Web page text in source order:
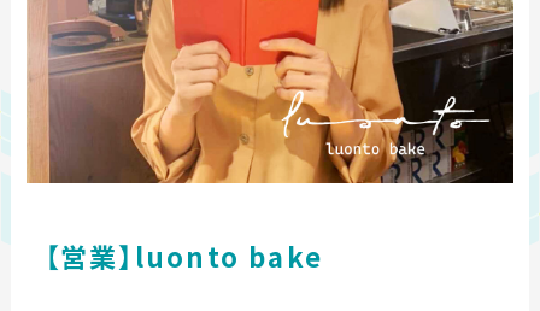
【営業】luonto bake